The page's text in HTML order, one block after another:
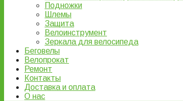
Подножки
Шлемы
Защита
Велоинструмент
Зеркала для велосипеда
Беговелы
Велопрокат
Ремонт
Контакты
Доставка и оплата
О нас